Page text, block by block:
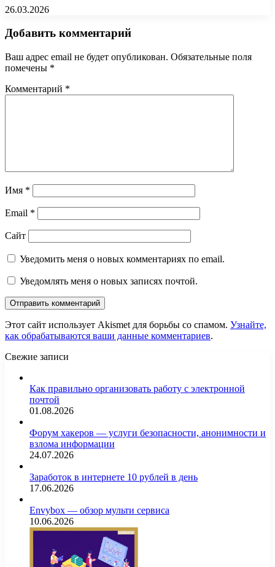
26.03.2026
Добавить комментарий
Ваш адрес email не будет опубликован. Обязательные поля
помечены *
Комментарий *
Имя *
Email *
Сайт
Уведомить меня о новых комментариях по email.
Уведомлять меня о новых записях почтой.
Этот сайт использует Akismet для борьбы со спамом. Узнайте,
как обрабатываются ваши данные комментариев.
Свежие записи
Как правильно организовать работу с электронной
почтой
01.08.2026
Форум хакеров — услуги безопасности, анонимности и
взлома информации
24.07.2026
Заработок в интернете 10 рублей в день
17.06.2026
Envybox — обзор мульти сервиса
10.06.2026